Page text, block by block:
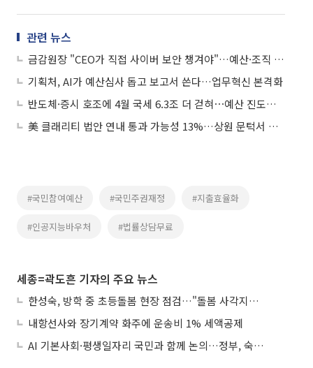
관련 뉴스
금감원장 "CEO가 직접 사이버 보안 챙겨야"…예산·조직 확충 강조
기획처, AI가 예산심사 돕고 보고서 쓴다…업무혁신 본격화
반도체·증시 호조에 4월 국세 6.3조 더 걷혀⋯예산 진도율 39.5%
美 클래리티 법안 연내 통과 가능성 13%…상원 문턱서 제동
#국민참여예산 #국민주권재정 #지출효율화
#인공지능바우처 #법률상담무료
세종=곽도흔 기자의 주요 뉴스
한성숙, 방학 중 초등돌봄 현장 점검…"돌봄 사각지대 없애야"
내항선사와 장기계약 화주에 운송비 1% 세액공제
AI 기본사회·평생일자리 국민과 함께 논의…정부, 숙의공론화 착수